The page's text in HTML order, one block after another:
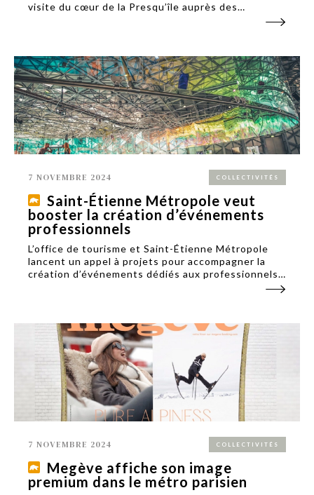
visite du cœur de la Presqu’île auprès des
habitants de la Métropole de Lyon et des touristes
7 NOVEMBRE 2024 COLLECTIVITÉS
Saint-Étienne Métropole veut
booster la création d’événements
professionnels
L’office de tourisme et Saint-Étienne Métropole
lancent un appel à projets pour accompagner la
création d’événements dédiés aux professionnels
7 NOVEMBRE 2024 COLLECTIVITÉS
Megève affiche son image
premium dans le métro parisien